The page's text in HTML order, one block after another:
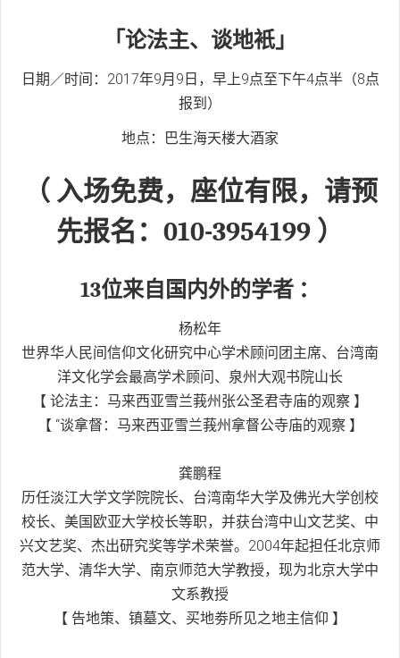
「论法主、谈地衹」
日期／时间：2017年9月9日，早上9点至下午4点半（8点
报到）
地点：巴生海天楼大酒家
（ 入场免费，座位有限，请预
先报名：010-3954199 ）
13位来自国内外的学者 ：
杨松年
世界华人民间信仰文化研究中心学术顾问团主席、台湾南
洋文化学会最高学术顾问、泉州大观书院山长
【 论法主：马来西亚雪兰莪州张公圣君寺庙的观察 】
【 “谈拿督：马来西亚雪兰莪州拿督公寺庙的观察 】
龚鹏程
历任淡江大学文学院院长、台湾南华大学及佛光大学创校
校长、美国欧亚大学校长等职，并获台湾中山文艺奖、中
兴文艺奖、杰出研究奖等学术荣誉。2004年起担任北京师
范大学、清华大学、南京师范大学教授，现为北京大学中
文系教授
【 告地策、镇墓文、买地劵所见之地主信仰 】